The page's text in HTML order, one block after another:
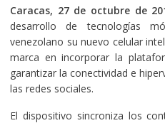
Caracas, 27 de octubre de
desarrollo de tecnologías
venezolano su nuevo celular
marca en incorporar la
garantizar la conectividad e
las redes sociales.
El dispositivo sincroniza los